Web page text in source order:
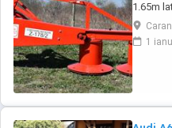
1.65m
cheie
1